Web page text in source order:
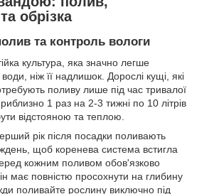
обрізка
та контроль вологи
культура, яка значно легше
ніж її надлишок. Дорослі кущі, які
поливу лише під час тривалої
1 раз на 2-3 тижні по 10 літрів
відстояною та теплою.
рік після посадки поливають
щоб коренева система встигла
кожним поливом обов'язково
має повністю просохнути на глибину
поливайте рослину виключно під